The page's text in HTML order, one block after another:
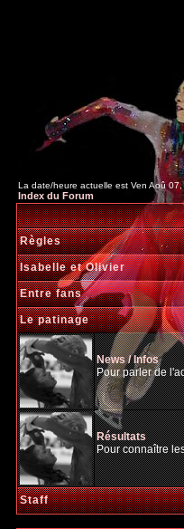
La date/heure actuelle est Ven Aoû
Index du Forum
Règles
Isabelle et Olivier
Entre fans
Le patinage
News / Infos
Pour parler de
Résultats
Pour connaître
Staff